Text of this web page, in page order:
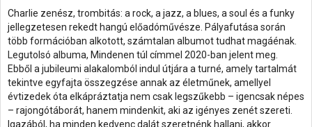
Charlie zenész, trombitás: a rock, a jazz, a blues, a soul és a funky
jellegzetesen rekedt hangú előadóművésze. Pályafutása során
több formációban alkotott, számtalan albumot tudhat magáénak.
Legutolsó albuma, Mindenen túl címmel 2020-ban jelent meg.
Ebből a jubileumi alakalomból indul útjára a turné, amely tartalmát
tekintve egyfajta összegzése annak az életműnek, amellyel
évtizedek óta elkápráztatja nem csak legszűkebb – igencsak népes
– rajongótáborát, hanem mindenkit, aki az igényes zenét szereti.
Igazából, ha minden kedvenc dalát szeretnénk hallani, akkor